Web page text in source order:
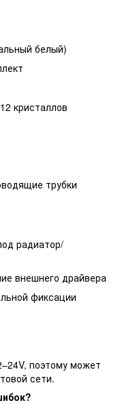
белый)
кристаллов
трубки
радиатор/
внешнего драйвера
фиксации
поэтому может
сети.